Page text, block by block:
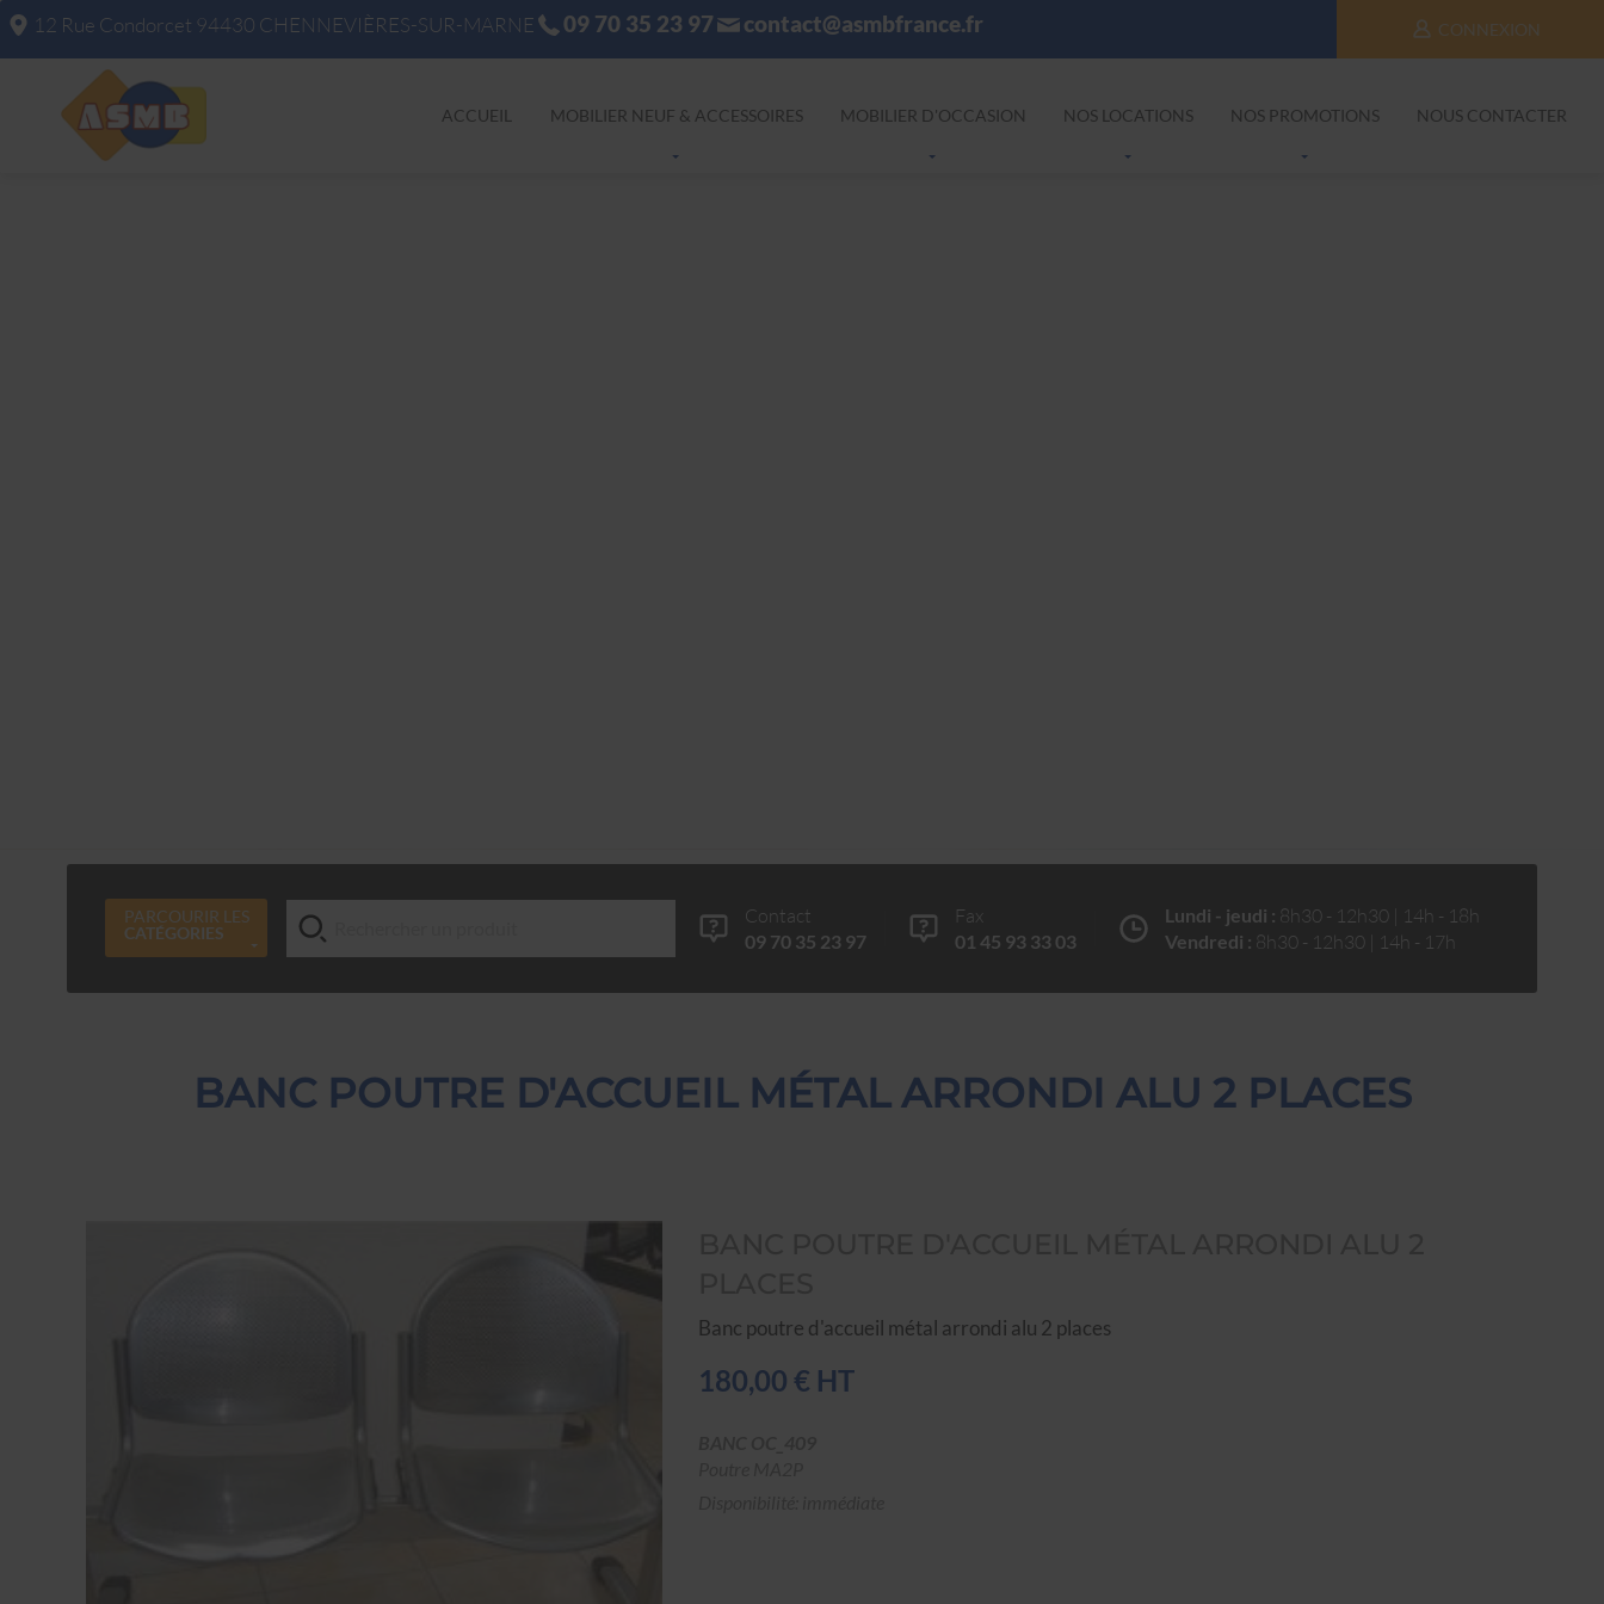
12 Rue Condorcet 94430 CHENNEVIÈRES-SUR-MARNE 09 70 35 23 97 contact@asmbfrance.fr CONNEXION
ACCUEIL MOBILIER NEUF & ACCESSOIRES MOBILIER D'OCCASION NOS LOCATIONS NOS PROMOTIONS NOUS CONTACTER
PARCOURIR LES
CATÉGORIES
Contact
09 70 35 23 97
Fax
01 45 93 33 03
Lundi - jeudi : 8h30 - 12h30 | 14h - 18h
Vendredi : 8h30 - 12h30 | 14h - 17h
BANC POUTRE D'ACCUEIL MÉTAL ARRONDI ALU 2 PLACES
Banc poutre d'accueil métal arrondi alu 2 places
180,00 € HT